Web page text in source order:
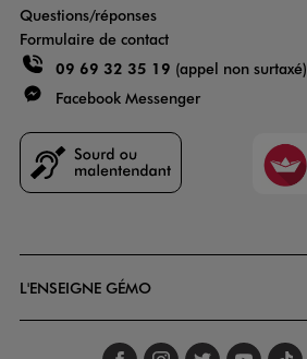
Questions/réponses
Formulaire de contact
09 69 32 35 19 (appel non surtaxé)
Facebook Messenger
Faciliti
L'ENSEIGNE GÉMO